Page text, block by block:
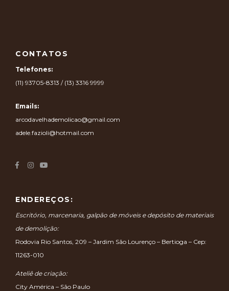
CONTATOS
Telefones:
(11) 93705-8313 / (13) 3316 9999
Emails:
arcodavelhademolicao@gmail.com
adele.fazioli@hotmail.com
ENDEREÇOS:
Escritório, marcenaria, galpão de móveis e depósito de materiais
de demolição:
Rodovia Rio Santos, 209 – Jardim São Lourenço – Bertioga – Cep:
11263-010
Ateliê de criação:
City América – São Paulo